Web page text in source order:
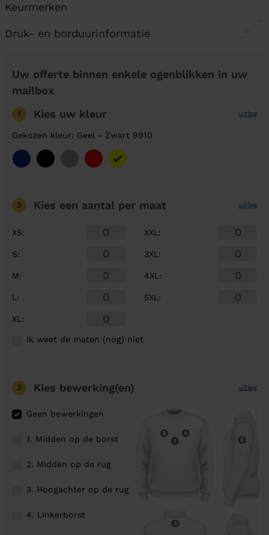
Keurmerken
Druk- en borduurinformatie
Uw offerte binnen enkele ogenblikken in uw
mailbox
1 Kies uw kleur uitleg
Gekozen kleur: Geel - Zwart 9910
2 Kies een aantal per maat uitleg
XS:
S:
M:
L :
XL :
XXL :
3XL :
4XL :
5XL :
Ik weet de maten (nog) niet
3 Kies bewerking(en) uitleg
Geen bewerkingen
1. Midden op de borst
2. Midden op de rug
3. Hoogachter op de rug
4. Linkerborst